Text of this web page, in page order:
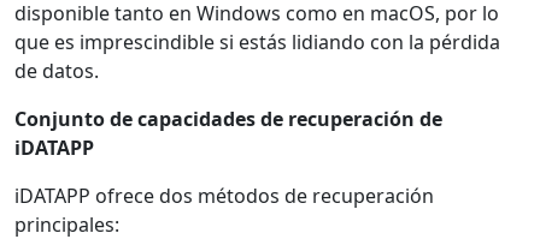
disponible tanto en Windows como en macOS, por lo
que es imprescindible si estás lidiando con la pérdida
de datos.
Conjunto de capacidades de recuperación de
iDATAPP
iDATAPP ofrece dos métodos de recuperación
principales: